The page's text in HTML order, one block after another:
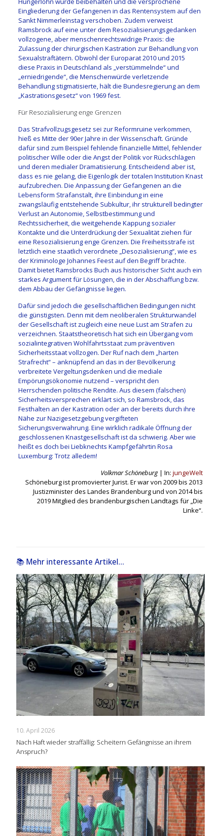
Eingliederung der Gefangenen in das Rentensystem auf den
Sankt Nimmerleinstag verschoben. Zudem verweist
Ramsbrock auf eine unter dem Resozialisierungsgedanken
vollzogene, aber menschenrechtswidrige Praxis: die
Zulassung der chi­rurgischen Kastration zur Behandlung von
Sexualstraftätern. Obwohl der Europarat 2010 und 2015
diese Praxis in Deutschland als „verstümmelnde“ und
„erniedrigende“, die Menschenwürde verletzende
Behandlung stigmatisierte, hält die Bundesregierung an dem
„Kastrationsgesetz“ von 1969 fest.
Für Resozialisierung enge Grenzen
Das Strafvollzugsgesetz sei zur Reformruine verkommen,
hieß es Mitte der 90er Jahre in der Wissenschaft. Gründe
dafür sind zum Beispiel fehlende finanzielle Mittel, fehlender
politischer Wille oder die Angst der Politik vor Rückschlägen
und deren medialer Dramatisierung. Entscheidend aber ist,
dass es nie gelang, die Eigenlogik der totalen Institution Knast
aufzubrechen. Die Anpassung der Gefangenen an die
Lebensform Strafanstalt, ihre Einbindung in eine
zwangsläufig entstehende Subkultur, ihr strukturell bedingter
Verlust an Autonomie, Selbstbestimmung und
Rechtssicherheit, die weitgehende Kappung sozialer
Kontakte und die Unterdrückung der Sexualität ziehen für
eine Resozialisierung enge Grenzen. Die Freiheitsstrafe ist
letztlich eine staatlich verordnete „Desozialisierung“, wie es
der Kriminologe Johannes Feest auf den Begriff brachte.
Damit bietet Ramsbrocks Buch aus historischer Sicht auch ein
starkes Argument für Lösungen, die in der Abschaffung bzw.
dem Abbau der Gefängnisse liegen.
Dafür sind jedoch die gesellschaftlichen Bedingungen nicht
die günstigsten. Denn mit dem neoliberalen Strukturwandel
der Gesellschaft ist zugleich eine neue Lust am Strafen zu
verzeichnen. Staatstheoretisch hat sich ein Übergang vom
sozialintegrativen Wohlfahrtsstaat zum präventiven
Sicherheitsstaat vollzogen. Der Ruf nach dem „harten
Strafrecht“ – anknüpfend an das in der Bevölkerung
verbreitete Vergeltungsdenken und die mediale
Empörungsökonomie nutzend – verspricht den
Herrschenden politische Rendite. Aus diesem (falschen)
Sicherheitsversprechen erklärt sich, so Ramsbrock, das
Festhalten an der Kastration oder an der bereits durch ihre
Nähe zur Nazigesetzgebung vergifteten
Sicherungsverwahrung. Eine wirklich radikale Öffnung der
geschlossenen Knastgesellschaft ist da schwierig. Aber wie
heißt es doch bei Liebknechts Kampfgefährtin Rosa
Luxemburg: Trotz alledem!
Volkmar Schöneburg | In: jungeWelt
Schöneburg ist promovierter Jurist. Er war von 2009 bis 2013
Justizminister des Landes Brandenburg undvon 2014 bis
2019 Mitglied des brandenburgischen Landtags für „Die
Linke“.
📚 Mehr interessante Artikel...
10. April 2026
Nach Haft wieder straffällig: Scheitern Gefängnisse an ihrem
Anspruch?